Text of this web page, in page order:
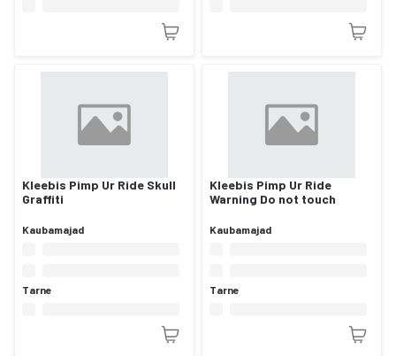
Kleebis Pimp Ur Ride Skull
Graffiti
Kaubamajad
Tarne
Kleebis Pimp Ur Ride
Warning Do not touch
Kaubamajad
Tarne